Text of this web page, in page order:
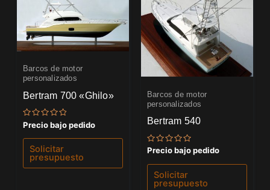
Barcos de motor
personalizados
Bertram 700 «Ghilo»
Valorado
con
0
de
Precio bajo pedido
Solicitar
presupuesto
Barcos de motor
personalizados
Bertram 540
Valorado
0
de
Precio bajo pedido
Solicitar
presupuesto